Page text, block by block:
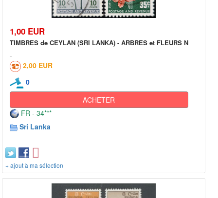
1,00 EUR
TIMBRES de CEYLAN (SRI LANKA) - ARBRES et FLEURS N
2,00 EUR
0
ACHETER
FR - 34***
Sri Lanka
+ ajout à ma sélection